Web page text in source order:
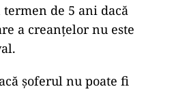
de 5 ani dacă
a creanțelor nu este
șoferul nu poate fi